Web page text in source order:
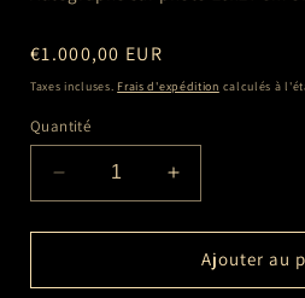
Prix
habituel
€1.000,00 EUR
Taxes incluses. Frais d'expédition calculés à
Quantité
Réduire
la
quantité
Jean
Augmenter
la
quantité
Jean
Ajouter au